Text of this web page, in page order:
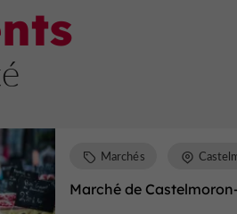
Marché de
Marchés